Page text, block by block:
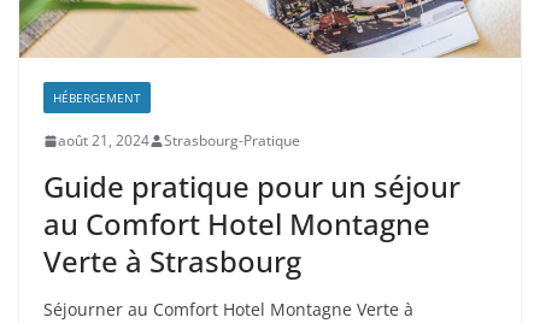
HÉBERGEMENT
août 21, 2024 Strasbourg-Pratique
Guide pratique pour un séjour
au Comfort Hotel Montagne
Verte à Strasbourg
Séjourner au Comfort Hotel Montagne Verte à